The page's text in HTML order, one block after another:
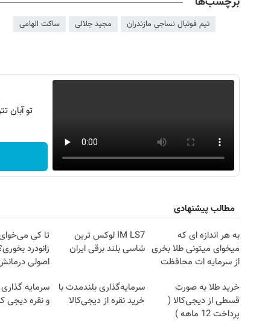
تیم فوتبال نساجی مازندران مجید جلالی ساکت الهامی
تو آبان
مطالب پیشنهادی
به هر اندازه ای که
میخوای میتونی طلا بخری
از سرمایه ات محافظت
IM LS7 لوکس ترین
شاسی بلند برقی ایران
تا کی
زانودرد
اصولی
خرید طلا به صورت
قسطی از دیجی‌کالا (
پرداخت 12 ماهه )
سرمایه‌گذاری بلندمدت با
خرید نقره از دیجی‌کالا
سرمایه گذاری
و نقره دیجی